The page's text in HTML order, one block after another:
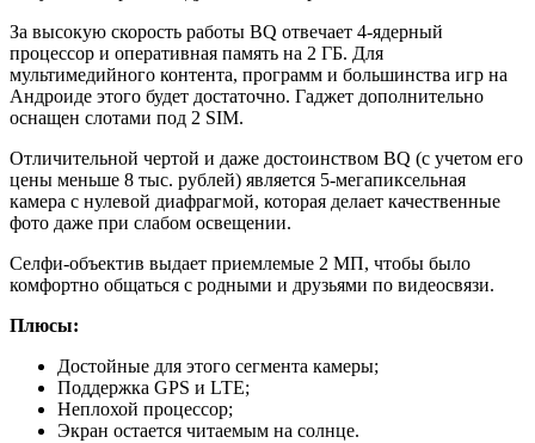
За высокую скорость работы BQ отвечает 4-ядерный
процессор и оперативная память на 2 ГБ. Для
мультимедийного контента, программ и большинства игр на
Андроиде этого будет достаточно. Гаджет дополнительно
оснащен слотами под 2 SIM.
Отличительной чертой и даже достоинством BQ (с учетом его
цены меньше 8 тыс. рублей) является 5-мегапиксельная
камера с нулевой диафрагмой, которая делает качественные
фото даже при слабом освещении.
Селфи-объектив выдает приемлемые 2 МП, чтобы было
комфортно общаться с родными и друзьями по видеосвязи.
Плюсы:
Достойные для этого сегмента камеры;
Поддержка GPS и LTE;
Неплохой процессор;
Экран остается читаемым на солнце.